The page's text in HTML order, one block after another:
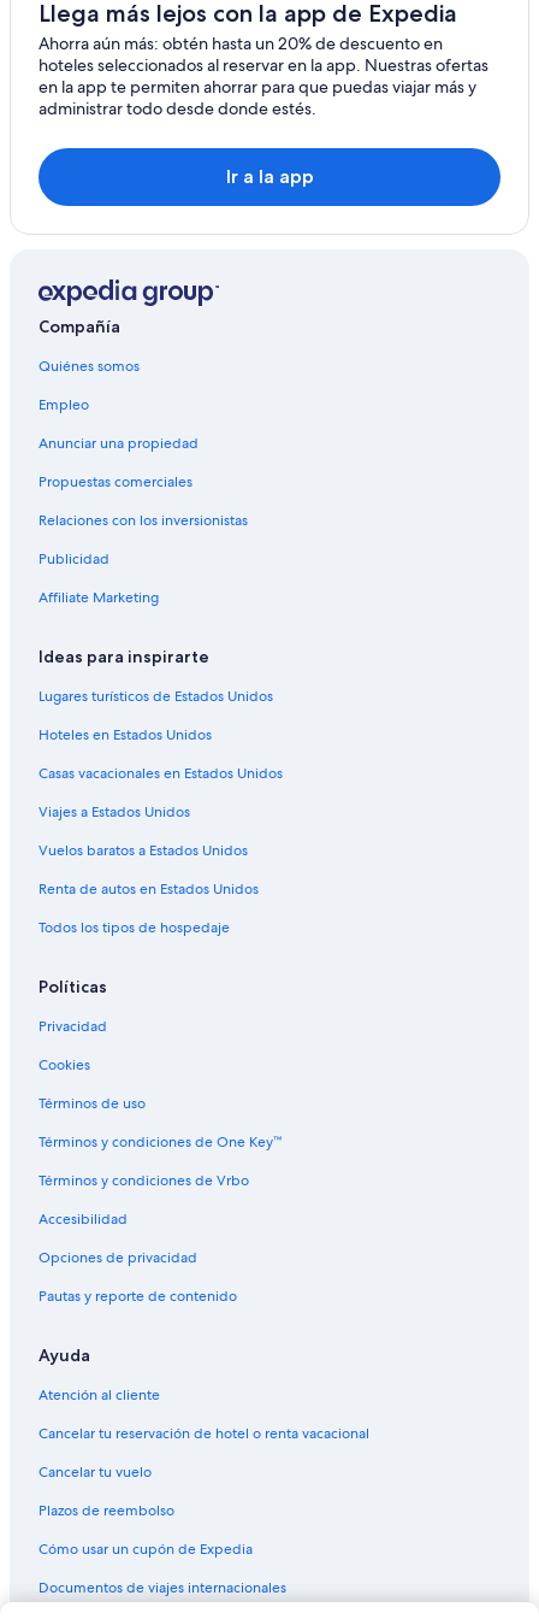
Resorts en Smith River
Hoteles con gimnasio en Smith River
Hoteles con vista en Smith River
Hoteles en Smith River
Llega más lejos con la app de Expedia
Ahorra aún más: obtén hasta un 20% de descuento en
hoteles seleccionados al reservar en la app. Nuestras ofertas
en la app te permiten ahorrar para que puedas viajar más y
administrar todo desde donde estés.
Ir a la app
Compañía
Quiénes somos
Empleo
Anunciar una propiedad
Propuestas comerciales
Relaciones con los inversionistas
Publicidad
Affiliate Marketing
Ideas para inspirarte
Lugares turísticos de Estados Unidos
Hoteles en Estados Unidos
Casas vacacionales en Estados Unidos
Viajes a Estados Unidos
Vuelos baratos a Estados Unidos
Renta de autos en Estados Unidos
Todos los tipos de hospedaje
Políticas
Privacidad
Cookies
Términos de uso
Términos y condiciones de One Key™
Términos y condiciones de Vrbo
Accesibilidad
Opciones de privacidad
Pautas y reporte de contenido
Ayuda
Atención al cliente
Cancelar tu reservación de hotel o renta vacacional
Cancelar tu vuelo
Plazos de reembolso
Cómo usar un cupón de Expedia
Documentos de viajes internacionales